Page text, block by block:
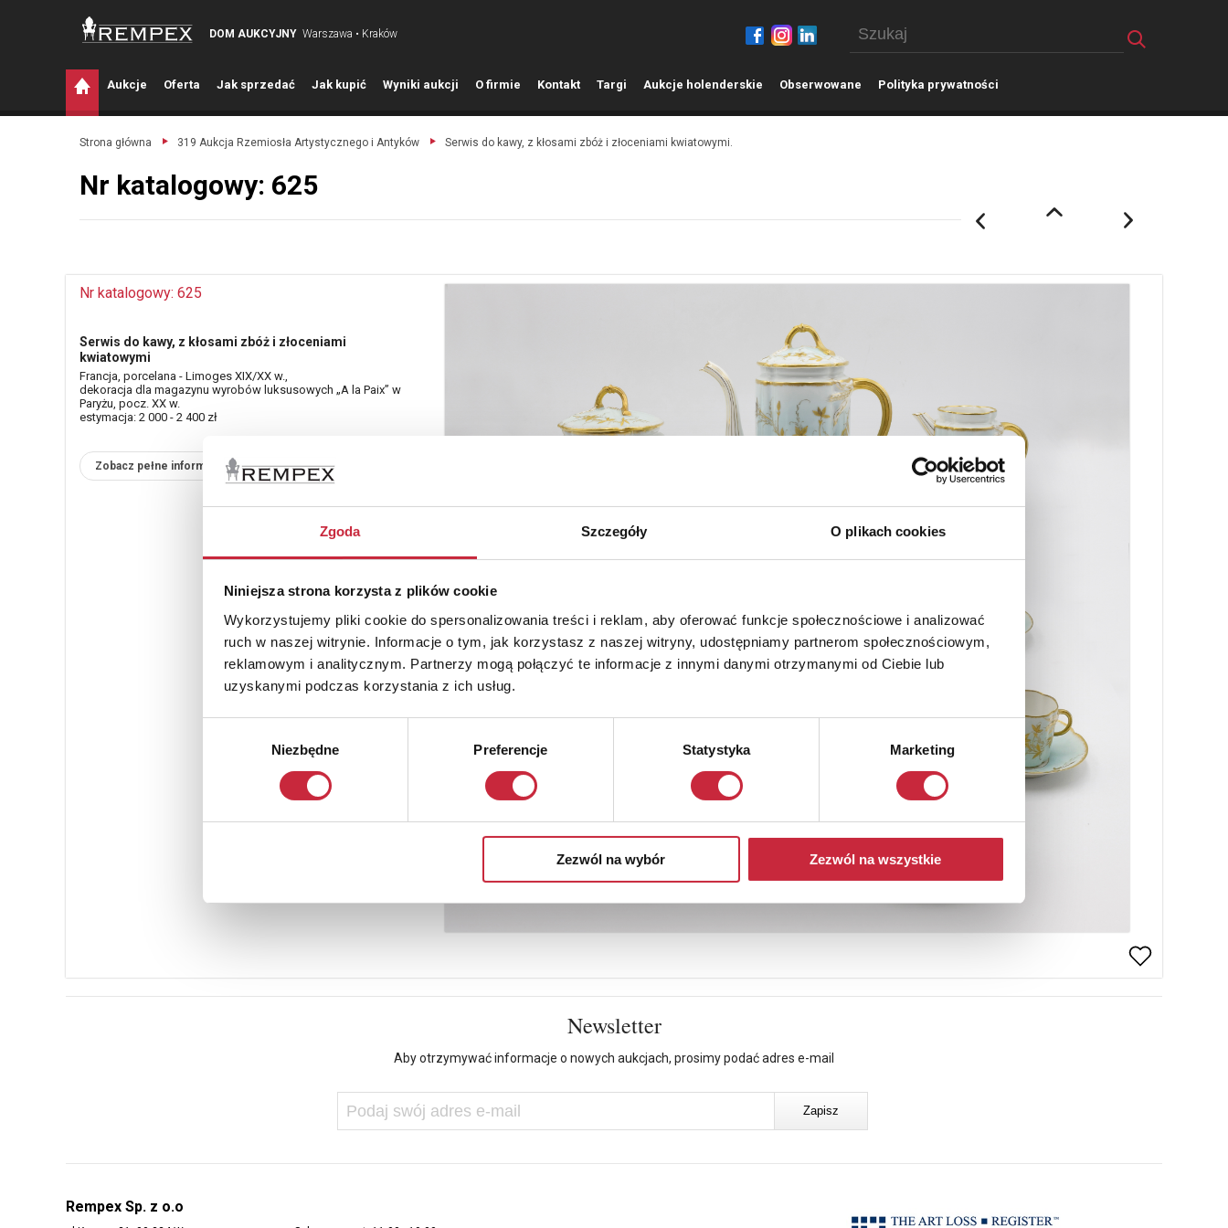
Zgoda Szczegóły O plikach cookies
Niniejsza strona korzysta z plików cookie
Wykorzystujemy pliki cookie do spersonalizowania treści i reklam, aby oferować funkcje społecznościowe i analizować
ruch w naszej witrynie. Informacje o tym, jak korzystasz z naszej witryny, udostępniamy partnerom społecznościowym,
reklamowym i analitycznym. Partnerzy mogą połączyć te informacje z innymi danymi otrzymanymi od Ciebie lub
uzyskanymi podczas korzystania z ich usług.
Niezbędne Preferencje Statystyka Marketing
Zezwól na wybór Zezwól na wszystkie
DOM AUKCYJNY Warszawa • Kraków
Aukcje Oferta Jak sprzedać Jak kupić Wyniki aukcji O firmie Kontakt Targi Aukcje holenderskie Obserwowane Polityka prywatności
Strona główna 319 Aukcja Rzemiosła Artystycznego i Antyków Serwis do kawy, z kłosami zbóż i złoceniami kwiatowymi.
Nr katalogowy: 625
Nr katalogowy: 625
Serwis do kawy, z kłosami zbóż i złoceniami
kwiatowymi
Francja, porcelana - Limoges XIX/XX w.,
dekoracja dla magazynu wyrobów luksusowych „A la Paix” w
Paryżu, pocz. XX w.
estymacja: 2 000 - 2 400 zł
Zobacz pełne informacje
Newsletter
Aby otrzymywać informacje o nowych aukcjach, prosimy podać adres e-mail
Rempex Sp. z o.o